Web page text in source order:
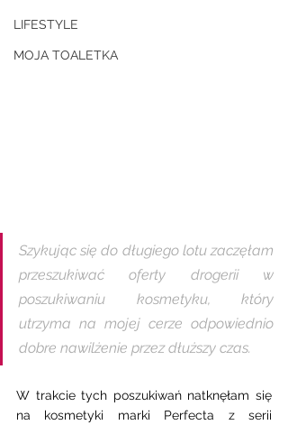
LIFESTYLE
MOJA TOALETKA
Szykując się do długiego lotu zaczęłam
przeszukiwać oferty drogerii w
poszukiwaniu kosmetyku, który
utrzyma na mojej cerze odpowiednio
dobre nawilżenie przez dłuższy czas.
W trakcie tych poszukiwań natknęłam się
na kosmetyki marki Perfecta z serii